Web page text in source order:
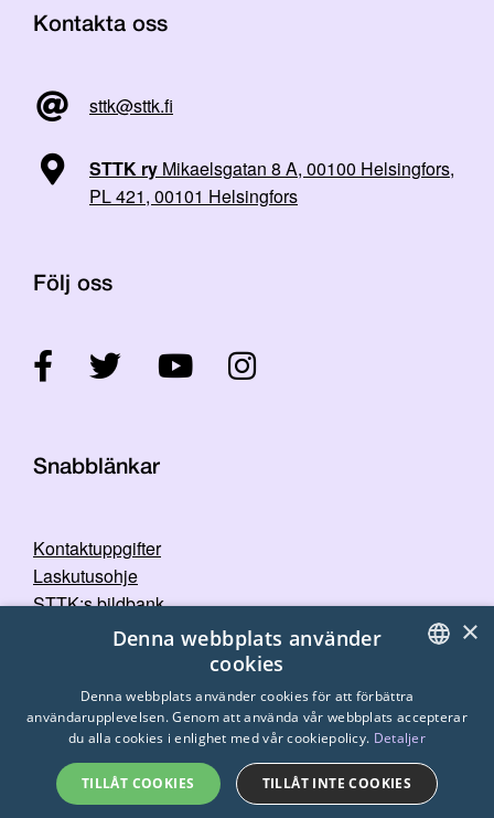
Kontakta oss
sttk@sttk.fi
STTK ry Mikaelsgatan 8 A, 00100 Helsingfors,
PL 421, 00101 Helsingfors
Följ oss
Snabblänkar
Kontaktuppgifter
Laskutusohje
STTK:s bildbank
Dataskyddspolicy
FINNISH
ENGLISH
SWEDISH
×
Denna webbplats använder
cookies
Denna webbplats använder cookies för att förbättra
användarupplevelsen. Genom att använda vår webbplats accepterar
du alla cookies i enlighet med vår cookiepolicy. Detaljer
TILLÅT COOKIES TILLÅT INTE COOKIES